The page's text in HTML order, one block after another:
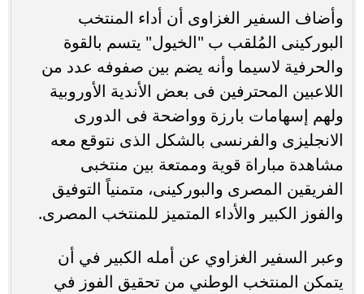
وأضاف السفير الغزاوى أن أداء المنتخب
البوركينى المُلقب ب "الخيول" يتسم بالقوة
والحرفية لاسيما وأنه يضم بين صفوفه عدد من
اللاعبين المحترفين فى بعض الأندية الأوروبية
ولهم إسهامات بارزة وواضحة فى الدورى
الانجليزى والفرنسى بالشكل الذى نتوقع معه
مشاهدة مباراة قوية وممتعة بين منتخبى
الفريقين المصرى والبوركينى، متمنياً التوفيق
والفوز الكبير والأداء المتميز للمنتخب المصرى.
وعبر السفير الغزاوي عن أمله الكبير في أن
يتمكن المنتخب الوطني من تحقيق الفوز في